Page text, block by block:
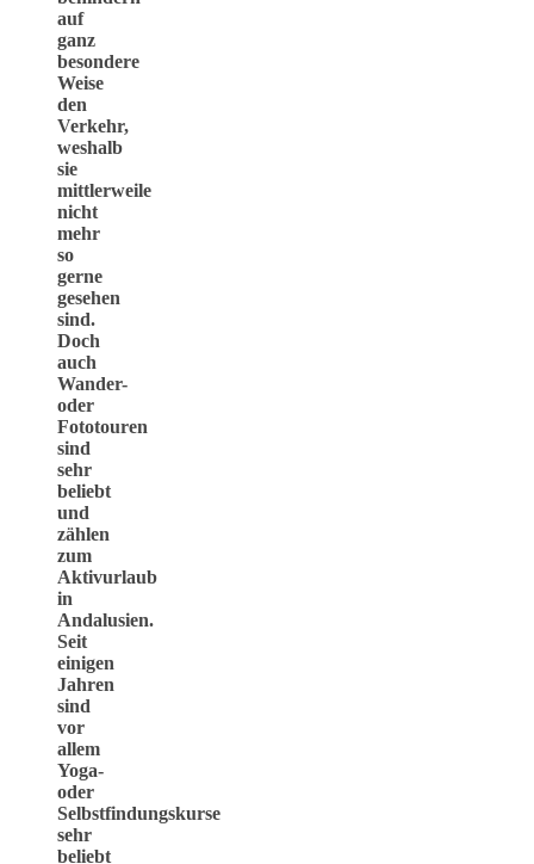
auf
ganz
besondere
Weise
den
Verkehr,
weshalb
sie
mittlerweile
nicht
mehr
so
gerne
gesehen
sind.
Doch
auch
Wander-
oder
Fototouren
sind
sehr
beliebt
und
zählen
zum
Aktivurlaub
in
Andalusien.
Seit
einigen
Jahren
sind
vor
allem
Yoga-
oder
Selbstfindungskurse
sehr
beliebt